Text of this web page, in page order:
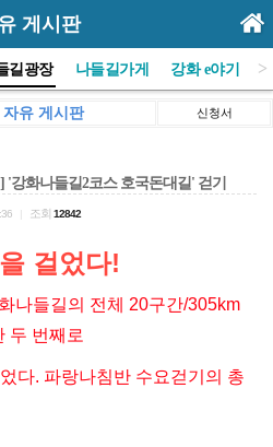
게시판
길광장 나들길가게 강화 e야기 >
자유 게시판 신청서
'강화나들길2코스 호국돈대길' 걷기
조회 12842
걸었다!
나들길의 전체 20구간/305km
두 번째로
다. 파랑나침반 수요걷기의 총